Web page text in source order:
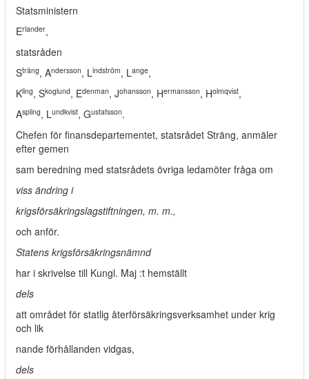
Statsministern
Erlander,
statsråden
Sträng, Andersson, Lindström, Lange,
Kling, Skoglund, Edenman, Johansson, Hermansson, Holmqvist,
Aspling, Lundkvist, Gustafsson.
Chefen för finansdepartementet, statsrådet Sträng, anmäler
efter gemen­
sam beredning med statsrådets övriga ledamöter fråga om
viss ändring i
krigsförsäkringslagstiftningen, m. m.,
och anför.
Statens krigsförsäkringsnämnd
har i skrivelse till Kungl. Maj :t hemställt
dels
att området för statlig återförsäkringsverksamhet under krig
och lik­
nande förhållanden vidgas,
dels